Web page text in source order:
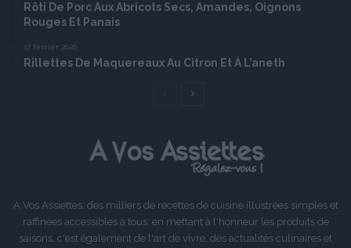
Rôti De Porc Aux Abricots Secs, Amandes, Oignons
Rouges Et Panais
17 février 2026
Rillettes De Maquereaux Au Citron Et À L’aneth
Page
A Vos Assiettes, des milliers de recettes de cuisine illustrées simples et
raffinées accessibles à tous, en mettant à l'honneur les produits de
saisons, c'est également de l'art de vivre, des actualités culinaires et